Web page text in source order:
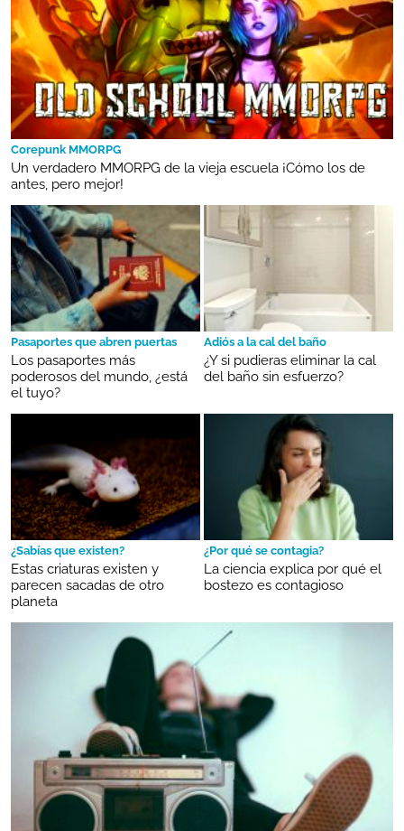
Corepunk MMORPG
Un verdadero MMORPG de la vieja escuela ¡Cómo los de
antes, pero mejor!
Pasaportes que abren puertas
Los pasaportes más
poderosos del mundo, ¿está
el tuyo?
Adiós a la cal del baño
¿Y si pudieras eliminar la cal
del baño sin esfuerzo?
¿Sabías que existen?
Estas criaturas existen y
parecen sacadas de otro
planeta
¿Por qué se contagia?
La ciencia explica por qué el
bostezo es contagioso